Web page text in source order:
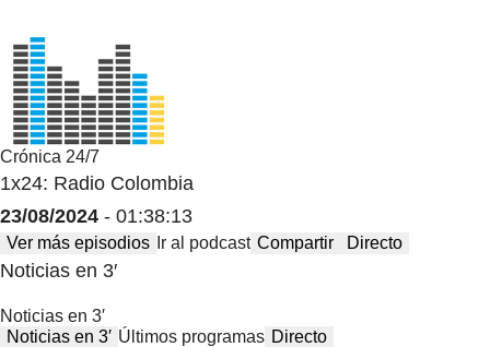
Crónica 24/7
1x24: Radio Colombia
23/08/2024 - 01:38:13
Ver más episodios Ir al podcast Compartir Directo
Noticias en 3′
Noticias en 3′
Noticias en 3′ Últimos programas Directo